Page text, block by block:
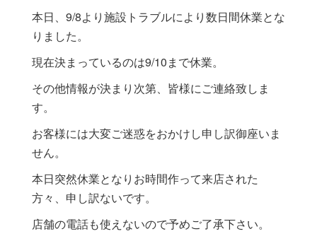
本日、9/8より施設トラブルにより数日間休業とな
りました。
現在決まっているのは9/10まで休業。
その他情報が決まり次第、皆様にご連絡致しま
す。
お客様には大変ご迷惑をおかけし申し訳御座いま
せん。
本日突然休業となりお時間作って来店された
方々、申し訳ないです。
店舗の電話も使えないので予めご了承下さい。